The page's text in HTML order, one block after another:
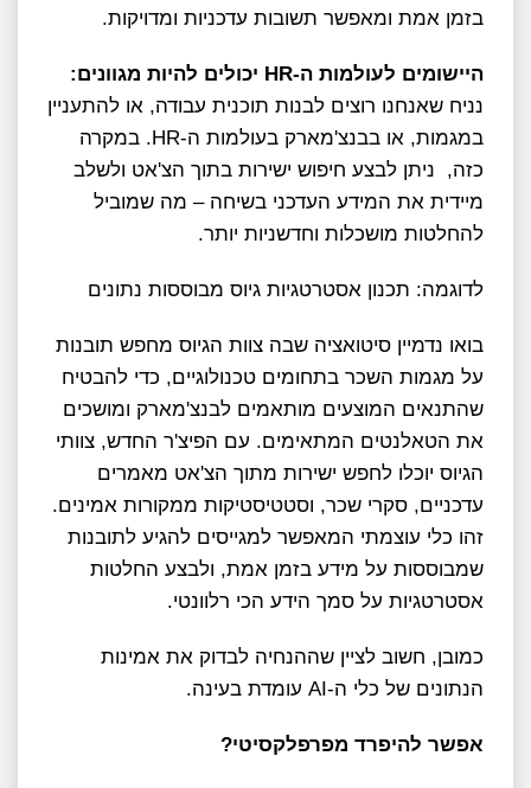
בזמן אמת ומאפשר תשובות עדכניות ומדויקות.
היישומים לעולמות ה-HR יכולים להיות מגוונים:
נניח שאנחנו רוצים לבנות תוכנית עבודה, או להתעניין
במגמות, או בבנצ'מארק בעולמות ה-HR. במקרה
כזה, ניתן לבצע חיפוש ישירות בתוך הצ'אט ולשלב
מיידית את המידע העדכני בשיחה – מה שמוביל
להחלטות מושכלות וחדשניות יותר.
לדוגמה: תכנון אסטרטגיות גיוס מבוססות נתונים
בואו נדמיין סיטואציה שבה צוות הגיוס מחפש תובנות
על מגמות השכר בתחומים טכנולוגיים, כדי להבטיח
שהתנאים המוצעים מותאמים לבנצ'מארק ומושכים
את הטאלנטים המתאימים. עם הפיצ'ר החדש, צוותי
הגיוס יוכלו לחפש ישירות מתוך הצ'אט מאמרים
עדכניים, סקרי שכר, וסטטיסטיקות ממקורות אמינים.
זהו כלי עוצמתי המאפשר למגייסים להגיע לתובנות
שמבוססות על מידע בזמן אמת, ולבצע החלטות
אסטרטגיות על סמך הידע הכי רלוונטי.
כמובן, חשוב לציין שההנחיה לבדוק את אמינות
הנתונים של כלי ה-AI עומדת בעינה.
אפשר להיפרד מפרפלקסיטי?